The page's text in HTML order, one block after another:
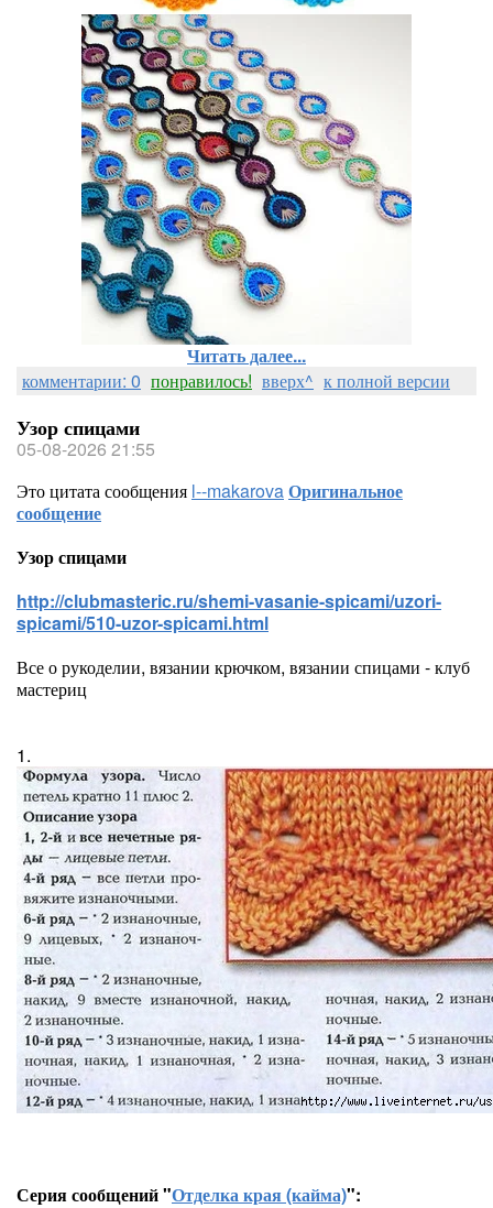
Читать далее...
комментарии: 0 понравилось! вверх^ к полной версии
Узор спицами
05-08-2026 21:55
Это цитата сообщения l--makarovaОригинальное
сообщение
Узор спицами
http://clubmasteric.ru/shemi-vasanie-spicami/uzori-
spicami/510-uzor-spicami.html
Все о рукоделии, вязании крючком, вязании спицами - клуб
мастериц
1.
Серия сообщений "Отделка края (кайма)":